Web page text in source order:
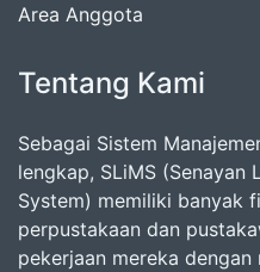
Area Anggota
Tentang Kami
Sebagai Sistem
lengkap, SLiMS (Senayan
System) memiliki banyak
perpustakaan dan
pekerjaan mereka